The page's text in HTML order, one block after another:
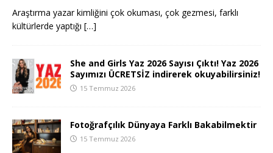
Araştırma yazar kimliğini çok okuması, çok gezmesi, farklı
kültürlerde yaptığı […]
She and Girls Yaz 2026 Sayısı Çıktı! Yaz 2026
Sayımızı ÜCRETSİZ indirerek okuyabilirsiniz!
15 Temmuz 2026
Fotoğrafçılık Dünyaya Farklı Bakabilmektir
15 Temmuz 2026